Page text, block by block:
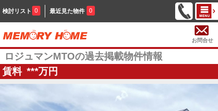
検討リスト 0 最近見た物件 0
お問合せ
ロジュマンMTOの過去掲載物件情報
賃料 ***万円